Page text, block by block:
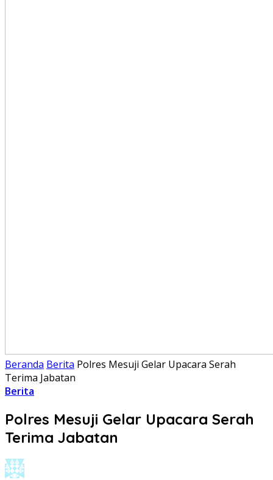
Beranda Berita Polres Mesuji Gelar Upacara Serah
Terima Jabatan
Berita
Polres Mesuji Gelar Upacara Serah
Terima Jabatan